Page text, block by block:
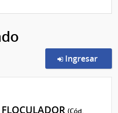
Ingresar
(Cód.